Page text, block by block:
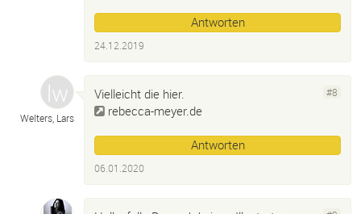
Antworten
24.12.2019
Welters, Lars
#8
Vielleicht die hier.
rebecca-meyer.de
Antworten
06.01.2020